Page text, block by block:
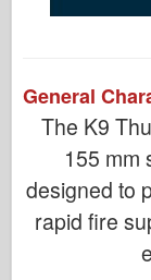
General
The K9
155 mm
designed to
rapid fire